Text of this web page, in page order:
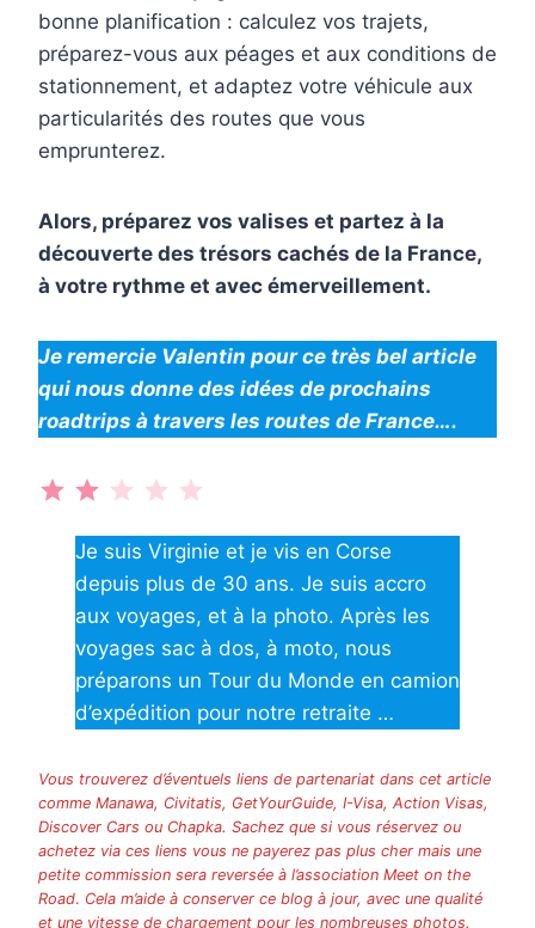
bonne planification : calculez vos trajets,
préparez-vous aux péages et aux conditions de
stationnement, et adaptez votre véhicule aux
particularités des routes que vous
emprunterez.
Alors, préparez vos valises et partez à la
découverte des trésors cachés de la France,
à votre rythme et avec émerveillement.
Je remercie Valentin pour ce très bel article
qui nous donne des idées de prochains
roadtrips à travers les routes de France….
Je suis Virginie et je vis en Corse
depuis plus de 30 ans. Je suis accro
aux voyages, et à la photo. Après les
voyages sac à dos, à moto, nous
préparons un Tour du Monde en camion
d’expédition pour notre retraite …
Vous trouverez d’éventuels liens de partenariat dans cet article
comme Manawa, Civitatis, GetYourGuide, I-Visa, Action Visas,
Discover Cars ou Chapka. Sachez que si vous réservez ou
achetez via ces liens vous ne payerez pas plus cher mais une
petite commission sera reversée à l’association Meet on the
Road. Cela m’aide à conserver ce blog à jour, avec une qualité
et une vitesse de chargement pour les nombreuses photos.